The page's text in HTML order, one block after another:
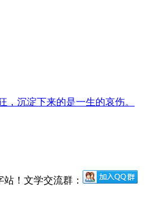
沉淀下来的是一生的哀伤。
！文学交流群：